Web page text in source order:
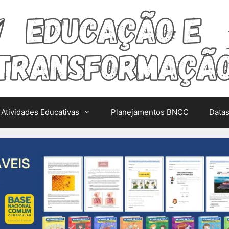
Atividades Educativas Planejamentos BNCC